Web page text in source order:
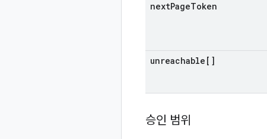
nextPageToken
unreachable[]
승인 범위